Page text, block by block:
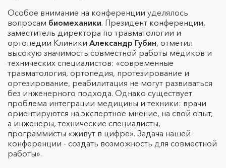
Особое внимание на конференции уделялось
вопросам биомеханики. Президент конференции,
заместитель директора по травматологии и
ортопедии Клиники Александр Губин, отметил
высокую значимость совместной работы медиков и
технических специалистов: «современные
травматология, ортопедия, протезирование и
ортезирование, реабилитация не могут развиваться
без инженерного подхода. Однако существует
проблема интеграции медицины и техники: врачи
ориентируются на экспертное мнение, на свой опыт,
а инженеры, технические специалисты,
программисты «живут в цифре». Задача нашей
конференции - создать возможность для совместной
работы».